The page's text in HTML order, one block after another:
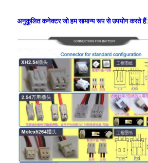
हाइब्रिड कार बैटरी
अनुकूलित कनेक्टर जो हम सामान्य रूप से उपयोग करते हैं: